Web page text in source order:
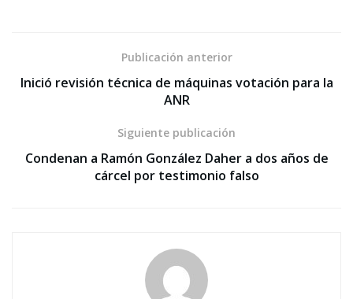
Publicación anterior
Inició revisión técnica de máquinas votación para la
ANR
Siguiente publicación
Condenan a Ramón González Daher a dos años de
cárcel por testimonio falso